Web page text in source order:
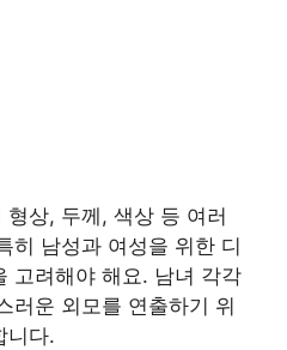
상, 두께, 색상 등 여러
히 남성과 여성을 위한 디
고려해야 해요. 남녀 각각
러운 외모를 연출하기 위
니다.